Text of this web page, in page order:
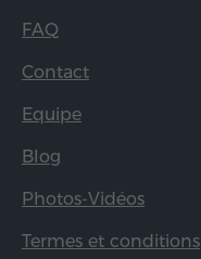
FAQ
Contact
Equipe
Blog
Photos-Vidéos
Termes et conditions